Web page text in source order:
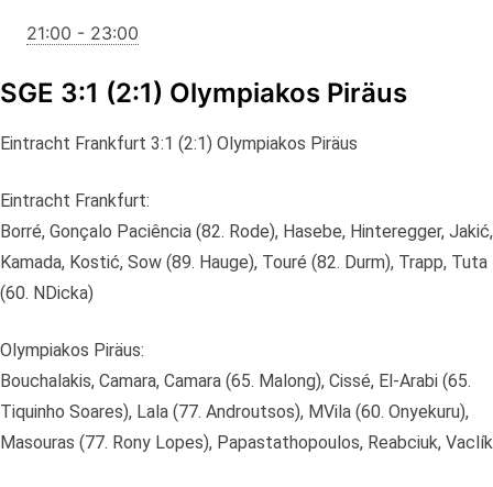
21:00 - 23:00
SGE 3:1 (2:1) Olympiakos Piräus
Eintracht Frankfurt 3:1 (2:1) Olympiakos Piräus
Eintracht Frankfurt:
Borré, Gonçalo Paciência (82. Rode), Hasebe, Hinteregger, Jakić,
Kamada, Kostić, Sow (89. Hauge), Touré (82. Durm), Trapp, Tuta
(60. NDicka)
Olympiakos Piräus:
Bouchalakis, Camara, Camara (65. Malong), Cissé, El-Arabi (65.
Tiquinho Soares), Lala (77. Androutsos), MVila (60. Onyekuru),
Masouras (77. Rony Lopes), Papastathopoulos, Reabciuk, Vaclík